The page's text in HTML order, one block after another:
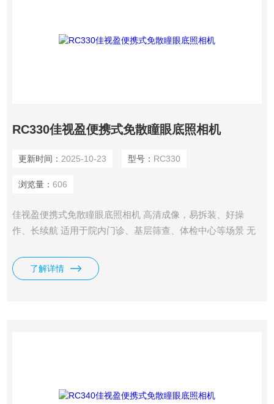
RC330佳视盈便携式免散瞳眼底照相机
更新时间： 2025-10-23 型号： RC330
浏览量： 606
佳视盈便携式免散瞳眼底照相机 高清成像，易拆装、好操
作、长续航 适用于院内门诊、基层筛查、体检中心等场景 无
了解详情